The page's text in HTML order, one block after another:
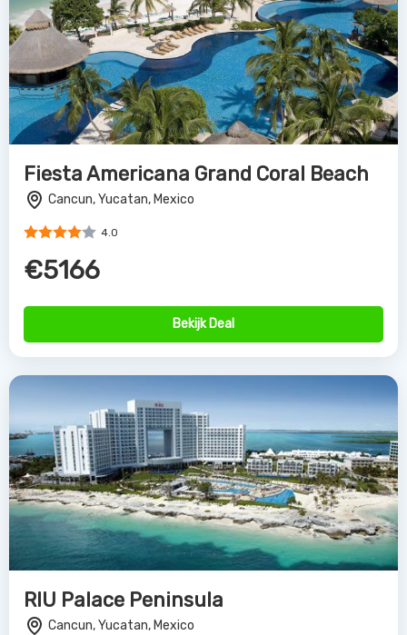
Fiesta Americana Grand Coral Beach
Cancun, Yucatan, Mexico
4.0
€5166
Bekijk Deal
RIU Palace Peninsula
Cancun, Yucatan, Mexico